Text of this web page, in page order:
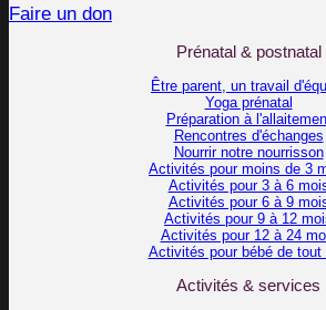
Faire un don
Prénatal & postnatal
Être parent, un travail
Yoga prénatal
Préparation à
Rencontres d'échanges
Nourrir notre nourrisson
Activités pour moins de 3
Activités pour 3 à 6
Activités pour 6 à 9
Activités pour 9 à 12
Activités pour 12 à 24
Activités pour bébé de tout
Activités & services